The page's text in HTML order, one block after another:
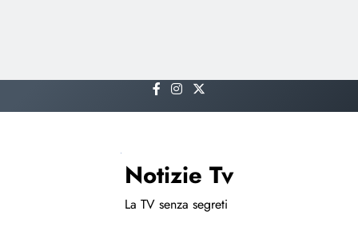
to
Notizie Tv
La TV senza segreti